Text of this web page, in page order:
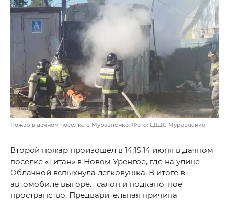
Пожар в дачном поселке в Муравленко. Фото: ЕДДС Муравленко
Второй пожар произошел в 14:15 14 июня в дачном
поселке «Титан» в Новом Уренгое, где на улице
Облачной вспыхнула легковушка. В итоге в
автомобиле выгорел салон и подкапотное
пространство. Предварительная причина